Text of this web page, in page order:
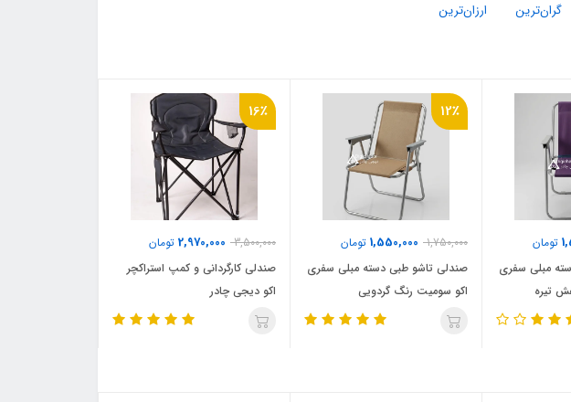
گران‌ترین ارزان‌ترین
تومان
مبلی سفری
تیره
12٪
1,750,000
1,550,000 تومان
صندلی تاشو طبی دسته مبلی سفری
اکو سومیت رنگ گردویی
16٪
3,500,000
2,970,000 تومان
صندلی کارگردانی و کمپ استراکچر
اکو دیجی چادر